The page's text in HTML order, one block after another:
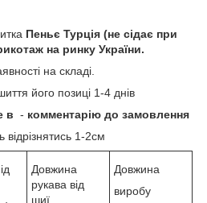
Пеньє Турція (не сідає при
на ринку України.
на складі.
його позиці 1-4 днів
в - комментарію до замовлення
1-2см
Довжина
рукава від
шиї
Довжина
виробу